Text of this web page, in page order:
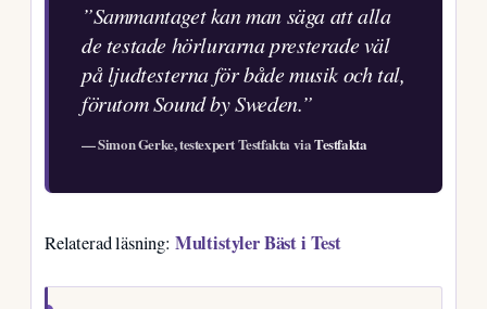
”Sammantaget kan man säga att alla
de testade hörlurarna presterade väl
på ljudtesterna för både musik och tal,
förutom Sound by Sweden.”
— Simon Gerke, testexpert Testfakta viaTestfakta
Relaterad läsning: Multistyler Bäst i Test